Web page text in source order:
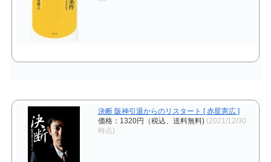
決断 阪神引退からのリスタート [ 赤星憲広 ]
価格：1320円（税込、送料無料) (2021/12/30
時点)